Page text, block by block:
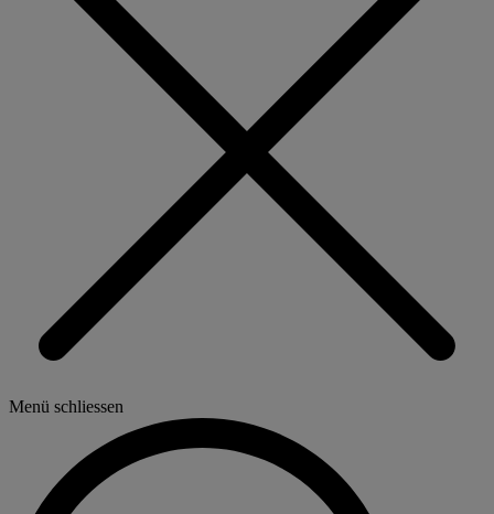
Menü schliessen